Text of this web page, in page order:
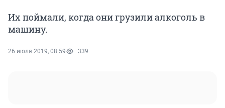
Их поймали, когда они грузили алкоголь в
машину.
26 июля 2019, 08:59 339